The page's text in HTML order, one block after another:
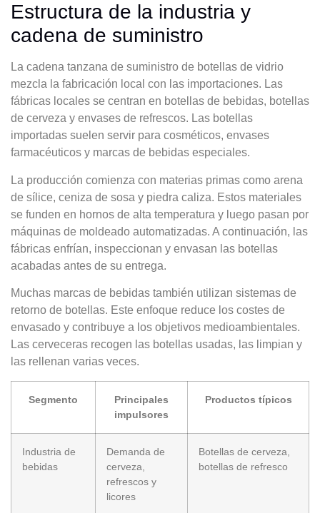
Estructura de la industria y
cadena de suministro
La cadena tanzana de suministro de botellas de vidrio
mezcla la fabricación local con las importaciones. Las
fábricas locales se centran en botellas de bebidas, botellas
de cerveza y envases de refrescos. Las botellas
importadas suelen servir para cosméticos, envases
farmacéuticos y marcas de bebidas especiales.
La producción comienza con materias primas como arena
de sílice, ceniza de sosa y piedra caliza. Estos materiales
se funden en hornos de alta temperatura y luego pasan por
máquinas de moldeado automatizadas. A continuación, las
fábricas enfrían, inspeccionan y envasan las botellas
acabadas antes de su entrega.
Muchas marcas de bebidas también utilizan sistemas de
retorno de botellas. Este enfoque reduce los costes de
envasado y contribuye a los objetivos medioambientales.
Las cerveceras recogen las botellas usadas, las limpian y
las rellenan varias veces.
Segmento
Principales
impulsores
Productos típicos
Industria de
bebidas
Demanda de
cerveza,
refrescos y
licores
Botellas de cerveza,
botellas de refresco